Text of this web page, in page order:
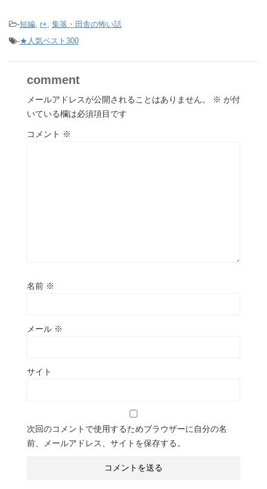
-短編 r+ 集落・田舎の怖い話
-★人気ベスト300
comment
メールアドレスが公開されることはありません。 ※ が付
いている欄は必須項目です
コメント ※
名前 ※
メール ※
サイト
次回のコメントで使用するためブラウザーに自分の名
前、メールアドレス、サイトを保存する。